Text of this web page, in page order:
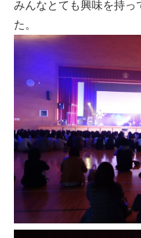
みんなとても興味を持っ
た。